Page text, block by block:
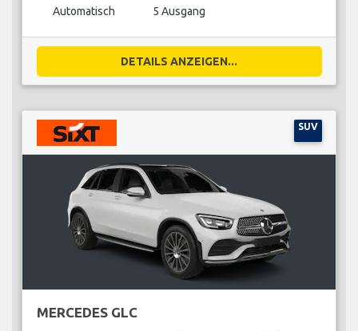
Automatisch 5 Ausgang
DETAILS ANZEIGEN...
SUV
MERCEDES GLC